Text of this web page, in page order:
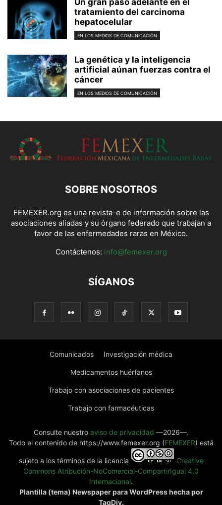
tratamiento del carcinoma
hepatocelular
EN LOS MEDIOS DE COMUNICACIÓN
La genética y la inteligencia
artificial aúnan fuerzas contra el
cáncer
EN LOS MEDIOS DE COMUNICACIÓN
SOBRE NOSOTROS
FEMEXER.org es una revista-e de información sobre las
asociaciones aliadas y su órgano federado que trabajan a
favor de las enfermedades raras en México.
Contáctenos: info@femexer.org
SÍGANOS
Comunicados Investigación médica
Medicamentos huérfanos
Trabajo con asociaciones de pacientes
Trabajo con farmacéuticas
Consulte nuestro aviso de privacidad —2026—.
Todo el contenido de https://www.femexer.org (FEMEXER) está
sujeto a los términos de la licencia
Creative
Commons Atribución-NoComercial-CompartirIgual 4.0
Internacional.
Plantilla (tema) Newspaper para WordPress hecha por
TagDiv.